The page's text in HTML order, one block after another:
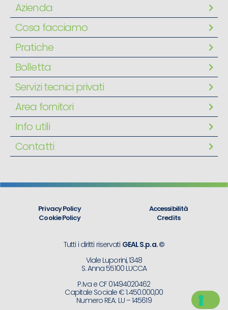
Azienda
Cosa facciamo
Pratiche
Bolletta
Servizi tecnici privati
Area fornitori
Info utili
Contatti
Privacy Policy
Cookie Policy
Accessibilità
Credits
Tutti i diritti riservati GEAL S.p.a. ©
Viale Luporini, 1348
S. Anna 55100 LUCCA
P.Iva e CF 01494020462
Capitale Sociale € 1.450.000,00
Numero REA: LU – 145619